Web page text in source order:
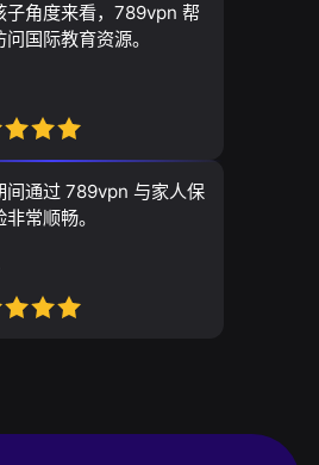
子角度来看，789vpn 帮
国际教育资源。
间通过 789vpn 与家人保
常顺畅。